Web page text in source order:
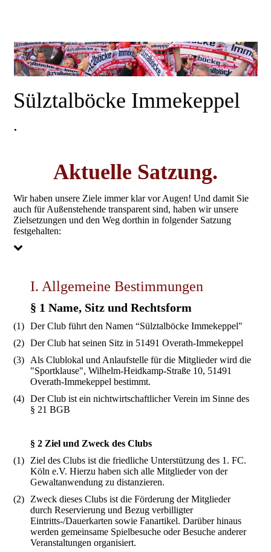
Sülztalböcke Immekeppel
.
Aktuelle Satzung.
Wir haben unsere Ziele immer klar vor Augen! Und damit Sie
auch für Außenstehende transparent sind, haben wir unsere
Zielsetzungen und den Weg dorthin in folgender Satzung
festgehalten:
I. Allgemeine Bestimmungen
§ 1 Name, Sitz und Rechtsform
(1)
Der Club führt den Namen “Sülztalböcke Immekeppel"
(2)
Der Club hat seinen Sitz in 51491 Overath-Immekeppel
(3)
Als Clublokal und Anlaufstelle für die Mitglieder wird die
"Sportklause", Wilhelm-Heidkamp-Straße 10, 51491
Overath-Immekeppel bestimmt.
(4)
Der Club ist ein nichtwirtschaftlicher Verein im Sinne des
§ 21 BGB
§ 2 Ziel und Zweck des Clubs
(1)
Ziel des Clubs ist die friedliche Unterstützung des 1. FC.
Köln e.V. Hierzu haben sich alle Mitglieder von der
Gewaltanwendung zu distanzieren.
(2)
Zweck dieses Clubs ist die Förderung der Mitglieder
durch Reservierung und Bezug verbilligter
Eintritts-/Dauerkarten sowie Fanartikel. Darüber hinaus
werden gemeinsame Spielbesuche oder Besuche anderer
Veranstaltungen organisiert.